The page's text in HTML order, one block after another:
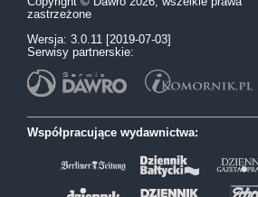
zastrzeżone
Wersja: 3.0.11 [2019-07-03]
Serwisy partnerskie:
Współpracujące wydawnictwa: